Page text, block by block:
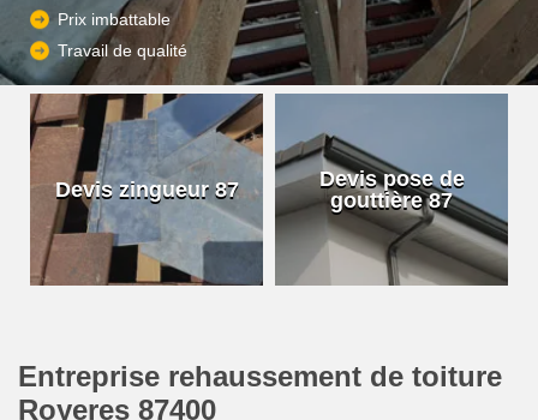
Prix imbattable
Travail de qualité
Devis zingueur 87
Devis pose de
gouttière 87
Entreprise rehaussement de toiture
Royeres 87400